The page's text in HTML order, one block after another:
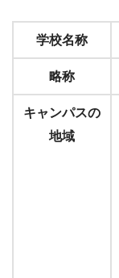
学校名称
略称
キャンパスの
地域